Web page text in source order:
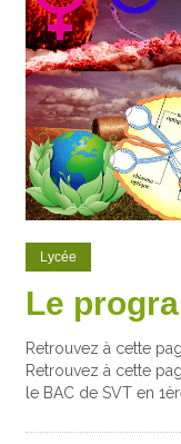
Lycée
Le
Retrouvez à cette
Retrouvez à cette
le BAC de SVT en